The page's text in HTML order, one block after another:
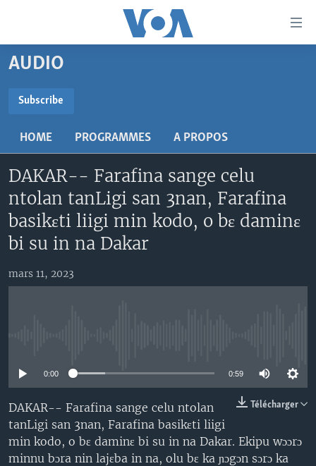
Menu
principal
navigation
principale
Retour
recherche
MALI KURA
RADIO
AN BA FO!
FARAFINA FOLI
SUIVEZ-NOUS
AUDIO
Subscribe
HOME PROGRAMMES A PROPOS
DAKAR-- Farafina sange celu
ntolan tanLigi san 3nan, Farafina
basikɛti liigi min kodo, o bɛ daminɛ
bi su in na Dakar
mars 11, 2023
0:00 0:59
Télécharger
DAKAR-- Farafina sange celu ntolan
tanLigi san 3nan, Farafina basikɛti liigi
min kodo, o bɛ daminɛ bi su in na Dakar. Ekipu wɔɔrɔ
minnu bɔra nin lajɛba in na, olu bɛ ka ɲɔgɔn sɔrɔ ka